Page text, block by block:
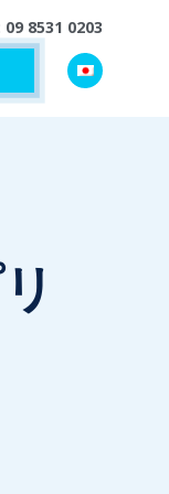
09 8531 0203